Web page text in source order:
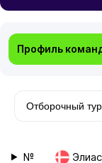
Профиль
№